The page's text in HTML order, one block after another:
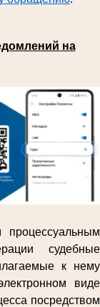
на
процессуальным
судебные
к нему
виде
посредством